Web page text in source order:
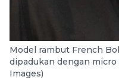
Model rambut French
dipadukan dengan
Images)